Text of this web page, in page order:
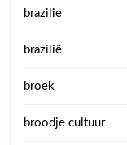
brazilie
brazilië
broek
broodje cultuur